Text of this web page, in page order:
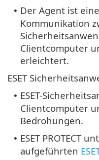
• Der Agent ist
Kommunikation
Clientcomputer
erleichtert.
ESET
• ESET-
Clientcomputer
Bedrohungen.
• ESET PROTECT
aufgeführten